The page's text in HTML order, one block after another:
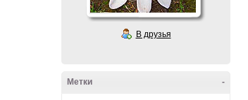
В друзья
-
Метки